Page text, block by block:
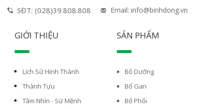
SĐT: (028)39.808.808 Email: info@binhdong.vn
GIỚI THIỆU
Lịch Sử Hình Thành
Thành Tựu
Tầm Nhìn - Sứ Mệnh
SẢN PHẨM
Bổ Dưỡng
Bổ Gan
Bổ Phổi